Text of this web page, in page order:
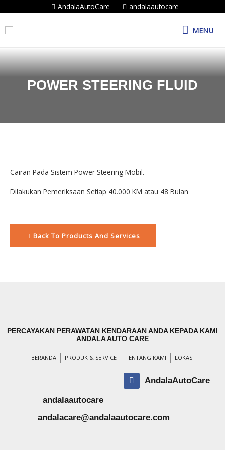
AndalaAutoCare andalaautocare
MENU
POWER STEERING FLUID
Cairan Pada Sistem Power Steering Mobil.
Dilakukan Pemeriksaan Setiap 40.000 KM atau 48 Bulan
Back To Products And Services
PERCAYAKAN PERAWATAN KENDARAAN ANDA KEPADA KAMI
ANDALA AUTO CARE
BERANDA PRODUK & SERVICE TENTANG KAMI LOKASI
AndalaAutoCare
andalaautocare
andalacare@andalaautocare.com